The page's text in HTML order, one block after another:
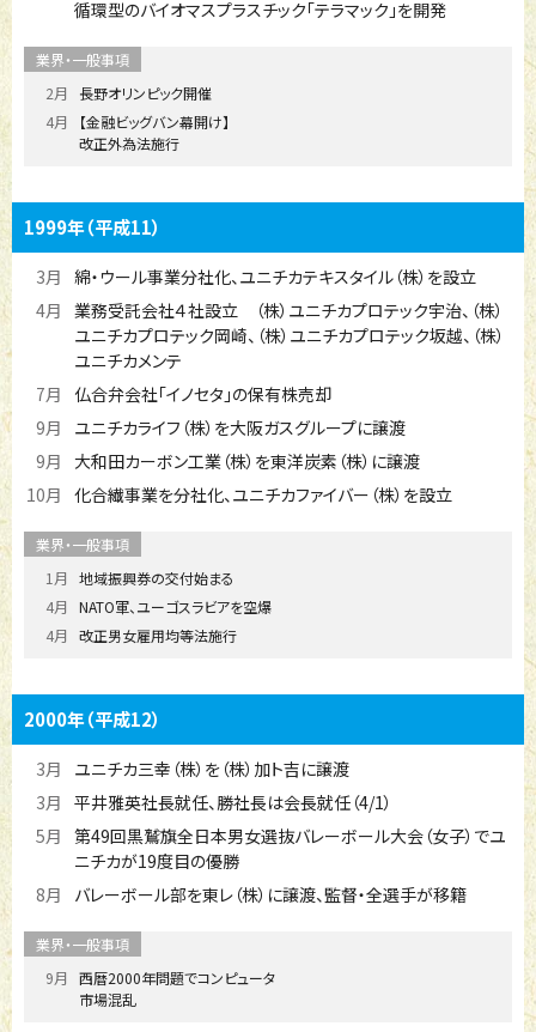
循環型のバイオマスプラスチック「テラマック」を開発
2月
長野オリンピック開催
4月
【金融ビッグバン幕開け】
改正外為法施行
1999年（平成11）
3月 綿・ウール事業分社化、ユニチカテキスタイル（株）を設立
4月 業務受託会社４社設立 （株）ユニチカプロテック宇治、（株）
ユニチカプロテック岡崎、（株）ユニチカプロテック坂越、（株）
ユニチカメンテ
7月
仏合弁会社「イノセタ」の保有株売却
9月
ユニチカライフ（株）を大阪ガスグループに譲渡
9月 大和田カーボン工業（株）を東洋炭素（株）に譲渡
10月 化合繊事業を分社化、ユニチカファイバー（株）を設立
1月
地域振興券の交付始まる
4月
NATO軍、ユーゴスラビアを空爆
4月
改正男女雇用均等法施行
2000年（平成12）
3月
ユニチカ三幸（株）を（株）加ト吉に譲渡
3月 平井雅英社長就任、勝社長は会長就任（4/1）
5月 第49回黒鷲旗全日本男女選抜バレーボール大会（女子）でユ
ニチカが19度目の優勝
8月
バレーボール部を東レ（株）に譲渡、監督・全選手が移籍
9月
西暦2000年問題でコンピュータ
市場混乱